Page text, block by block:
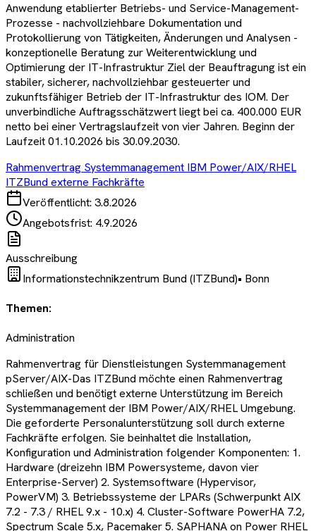
Anwendung etablierter Betriebs- und Service-Management-
Prozesse - nachvollziehbare Dokumentation und
Protokollierung von Tätigkeiten, Änderungen und Analysen -
konzeptionelle Beratung zur Weiterentwicklung und
Optimierung der IT-Infrastruktur Ziel der Beauftragung ist ein
stabiler, sicherer, nachvollziehbar gesteuerter und
zukunftsfähiger Betrieb der IT-Infrastruktur des IOM. Der
unverbindliche Auftragsschätzwert liegt bei ca. 400.000 EUR
netto bei einer Vertragslaufzeit von vier Jahren. Beginn der
Laufzeit 01.10.2026 bis 30.09.2030.
Rahmenvertrag Systemmanagement IBM Power/AIX/RHEL
ITZBund externe Fachkräfte
Veröffentlicht: 3.8.2026
Angebotsfrist: 4.9.2026
Ausschreibung
Informationstechnikzentrum Bund (ITZBund)• Bonn
Themen:
Administration
Rahmenvertrag für Dienstleistungen Systemmanagement
pServer/AIX-Das ITZBund möchte einen Rahmenvertrag
schließen und benötigt externe Unterstützung im Bereich
Systemmanagement der IBM Power/AIX/RHEL Umgebung.
Die geforderte Personalunterstützung soll durch externe
Fachkräfte erfolgen. Sie beinhaltet die Installation,
Konfiguration und Administration folgender Komponenten: 1.
Hardware (dreizehn IBM Powersysteme, davon vier
Enterprise-Server) 2. Systemsoftware (Hypervisor,
PowerVM) 3. Betriebssysteme der LPARs (Schwerpunkt AIX
7.2 - 7.3 / RHEL 9.x - 10.x) 4. Cluster-Software PowerHA 7.2,
Spectrum Scale 5.x, Pacemaker 5. SAPHANA on Power RHEL